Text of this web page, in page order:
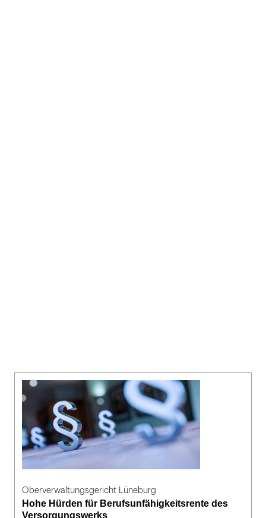
Oberverwaltungsgericht Lüneburg
Hohe Hürden für Berufsunfähigkeitsrente des
Versorgungswerks